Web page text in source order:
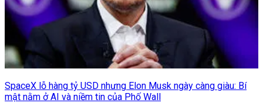
SpaceX lỗ hàng tỷ USD nhưng Elon Musk ngày càng giàu: Bí
mật nằm ở AI và niềm tin của Phố Wall